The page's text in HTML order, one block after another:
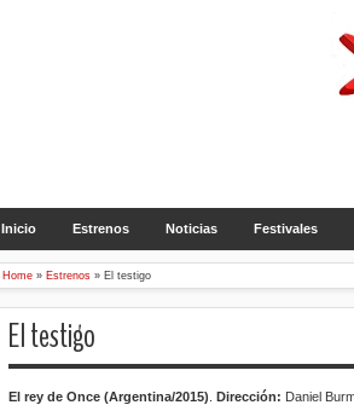
Inicio Estrenos Noticias Festivales
Home » Estrenos » El testigo
El testigo
El rey de Once (Argentina/2015) Dirección: Daniel